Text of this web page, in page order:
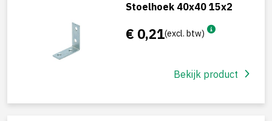
Stoelhoek 40x40 15x2
€ 0,21(excl. btw)
Bekijk product